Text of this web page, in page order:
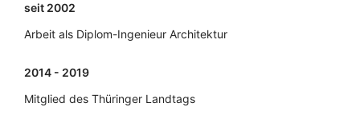
seit 2002
Arbeit als Diplom-Ingenieur Architektur
2014 - 2019
Mitglied des Thüringer Landtags